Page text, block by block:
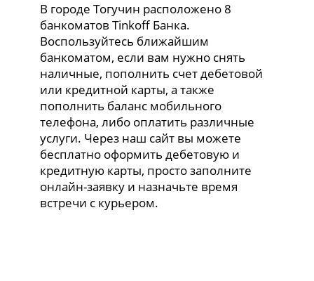
В городе Тогучин расположено 8
банкоматов Tinkoff Банка.
Воспользуйтесь ближайшим
банкоматом, если вам нужно снять
наличные, пополнить счет дебетовой
или кредитной карты, а также
пополнить баланс мобильного
телефона, либо оплатить различные
услуги. Через наш сайт вы можете
бесплатно оформить дебетовую и
кредитную карты, просто заполните
онлайн-заявку и назначьте время
встречи с курьером.